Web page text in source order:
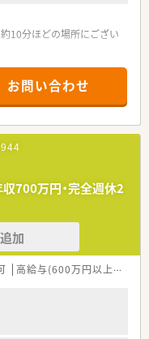
ただけます。
る機会が多い薬局です。
10分ほどの場所にござい
す。
です。
本的に異動がないため、
メ♪
％)等の各種手当や福利厚
。
お問い合わせ
700万円・完全週休2
加
高給与(600万円以上)